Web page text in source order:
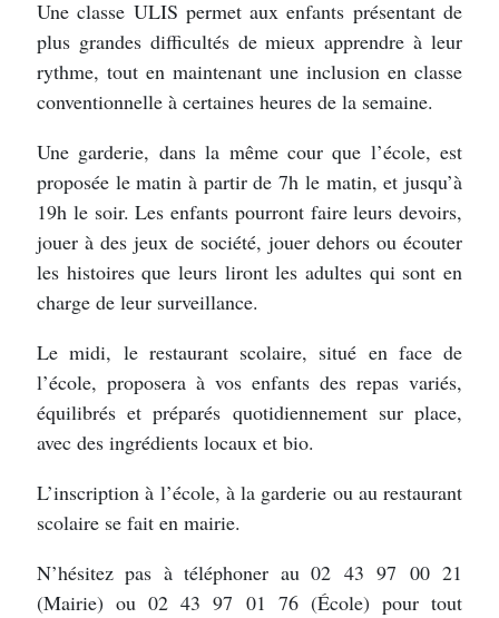
Une classe ULIS permet aux enfants présentant de
plus grandes difficultés de mieux apprendre à leur
rythme, tout en maintenant une inclusion en classe
conventionnelle à certaines heures de la semaine.
Une garderie, dans la même cour que l’école, est
proposée le matin à partir de 7h le matin, et jusqu’à
19h le soir. Les enfants pourront faire leurs devoirs,
jouer à des jeux de société, jouer dehors ou écouter
les histoires que leurs liront les adultes qui sont en
charge de leur surveillance.
Le midi, le restaurant scolaire, situé en face de
l’école, proposera à vos enfants des repas variés,
équilibrés et préparés quotidiennement sur place,
avec des ingrédients locaux et bio.
L’inscription à l’école, à la garderie ou au restaurant
scolaire se fait en mairie.
N’hésitez pas à téléphoner au 02 43 97 00 21
(Mairie) ou 02 43 97 01 76 (École) pour tout